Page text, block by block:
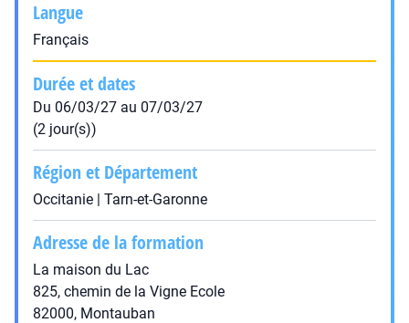
Langue
Français
Durée et dates
Du 06/03/27 au 07/03/27
(2 jour(s))
Région et Département
Occitanie | Tarn-et-Garonne
Adresse de la formation
La maison du Lac
825, chemin de la Vigne Ecole
82000, Montauban